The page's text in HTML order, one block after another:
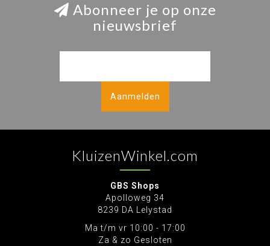
Abonneer je op onze
nieuwsbrief
Aanmelden
KluizenWinkel.com
GBS Shops
Apolloweg 34
8239 DA Lelystad
Ma t/m vr 10:00 - 17:00
Za & zo Gesloten